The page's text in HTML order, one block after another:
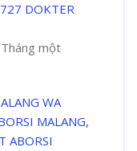
DOKTER
một
WA
MALANG,
ABORSI